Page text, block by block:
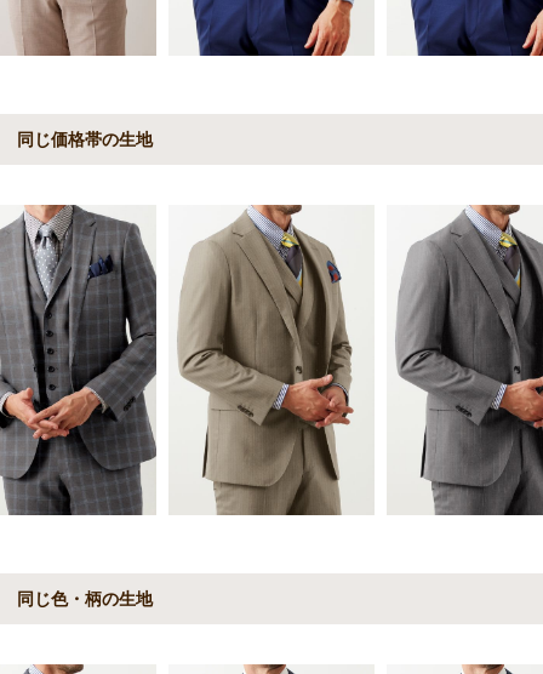
同じ価格帯の生地
同じ色・柄の生地